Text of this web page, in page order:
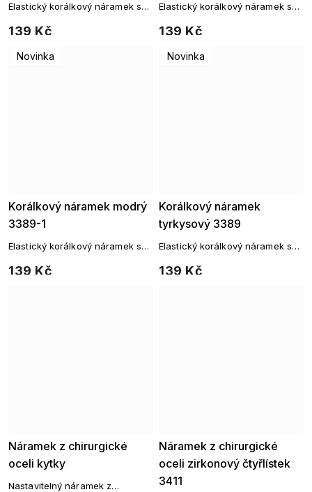
139 Kč
Elastický korálkový náramek se
139 Kč
Elastický korálkový náramek se
Novinka
Korálkový náramek modrý
3389-1
139 Kč
Elastický korálkový náramek se
Novinka
Korálkový náramek
tyrkysový 3389
139 Kč
Elastický korálkový náramek se
Náramek z chirurgické
oceli kytky
Nastavitelný náramek z
Náramek z chirurgické
oceli zirkonový čtyřlístek
3411